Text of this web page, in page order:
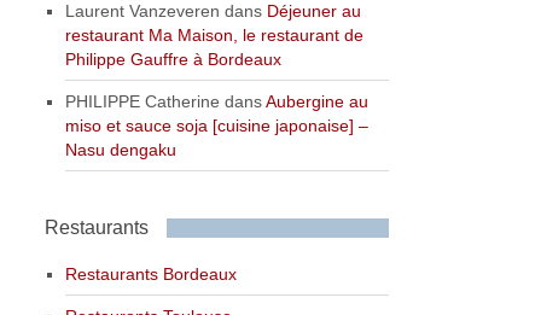
Laurent Vanzeveren dans Déjeuner au
restaurant Ma Maison, le restaurant de
Philippe Gauffre à Bordeaux
PHILIPPE Catherine dansAubergine au
miso et sauce soja [cuisine japonaise] –
Nasu dengaku
Restaurants
Restaurants Bordeaux